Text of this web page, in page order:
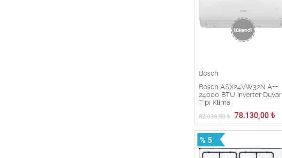
Bosch
Bosch ASX24VW32N A++
24000 BTU Inverter Duvar
Tipi Klima
82.036,50₺ 78.130,00₺
% 5